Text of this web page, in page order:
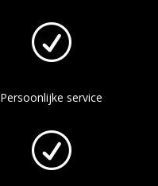
R
Persoonlijke service
R